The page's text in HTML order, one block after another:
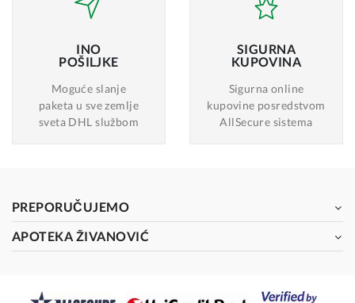
INO
POŠILJKE
Moguće slanje
paketa u sve zemlje
sveta DHL službom
SIGURNA
KUPOVINA
Sigurna online
kupovine posredstvom
AllSecure sistema
PREPORUČUJEMO
APOTEKA ŽIVANOVIĆ